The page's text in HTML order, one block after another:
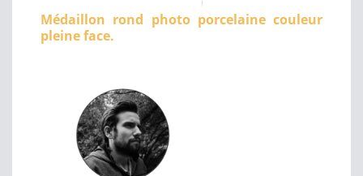
Médaillon rond photo porcelaine couleur
pleine face.